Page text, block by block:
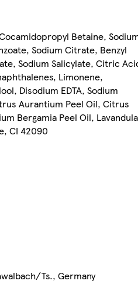
Betaine,
Sodium Citrate, Benzyl
Sodium Salicylate, Citric
Limonene,
Disodium EDTA, Sodium
Aurantium Peel Oil, Citrus
Bergamia Peel Oil, Lavandula
CI 42090
Ts., Germany